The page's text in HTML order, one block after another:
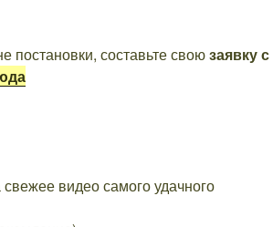
постановки, составьте своюзаявку с
видео самого удачного